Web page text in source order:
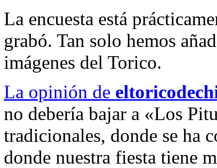
La encuesta está
grabó. Tan solo hemos
imágenes del Torico.
La opinión de
no debería bajar a «Los
tradicionales, donde se ha
donde nuestra fiesta tiene